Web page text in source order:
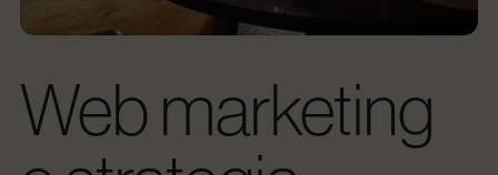
Web marketing